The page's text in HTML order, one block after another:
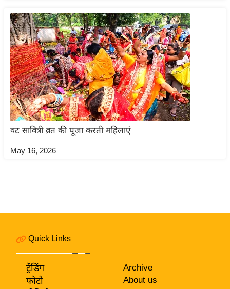
ध
र्म
ज्यो
ति
ष
प्र
भु
म
हि
मा
ल
त
त्यो
वट सावित्री व्रत की पूजा करती महिलाएं
May 16, 2026
Quick Links
ट्रेंडिंग
फोटो
Archive
About us